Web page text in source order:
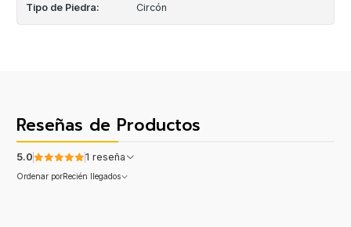
Tipo de Piedra: Circón
Reseñas de Productos
5.0 1 reseña
Ordenar porRecién llegados